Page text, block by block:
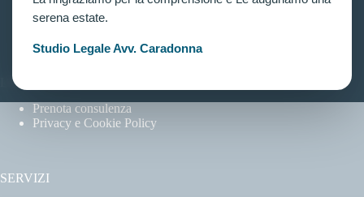
serena estate.
Studio Legale Avv. Caradonna
Chi siamo
LINK UTILI
Prenota consulenza
Privacy e Cookie Policy
SERVIZI